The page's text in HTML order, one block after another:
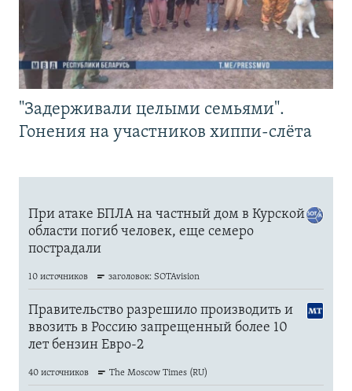
"Задерживали целыми семьями".
Гонения на участников хиппи-слёта